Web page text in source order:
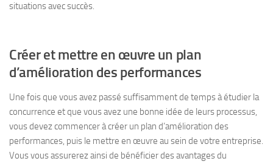
situations avec succès.
Créer et mettre en œuvre un plan
d’amélioration des performances
Une fois que vous avez passé suffisamment de temps à étudier la
concurrence et que vous avez une bonne idée de leurs processus,
vous devez commencer à créer un plan d’amélioration des
performances, puis le mettre en œuvre au sein de votre entreprise.
Vous vous assurerez ainsi de bénéficier des avantages du